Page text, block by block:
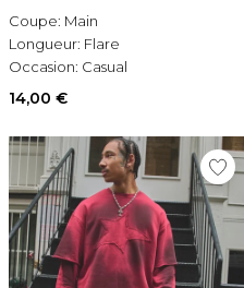
Coupe: Main
Longueur: Flare
Occasion: Casual
14,00 €